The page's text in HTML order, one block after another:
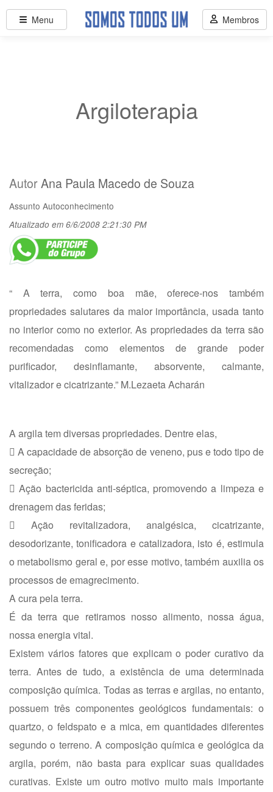
Argiloterapia
AutorAna Paula Macedo de Souza
Assunto Autoconhecimento
Atualizado em 6/6/2008 2:21:30 PM
“ A terra, como boa mãe, oferece-nos também
propriedades salutares da maior importância, usada tanto
no interior como no exterior. As propriedades da terra são
recomendadas como elementos de grande poder
purificador, desinflamante, absorvente, calmante,
vitalizador e cicatrizante.” M.Lezaeta Acharán
A argila tem diversas propriedades. Dentre elas,
 A capacidade de absorção de veneno, pus e todo tipo de
secreção;
 Ação bactericida anti-séptica, promovendo a limpeza e
drenagem das feridas;
 Ação revitalizadora, analgésica, cicatrizante,
desodorizante, tonificadora e catalizadora, isto é, estimula
o metabolismo geral e, por esse motivo, também auxilia os
processos de emagrecimento.
A cura pela terra.
É da terra que retiramos nosso alimento, nossa água,
nossa energia vital.
Existem vários fatores que explicam o poder curativo da
terra. Antes de tudo, a existência de uma determinada
composição química. Todas as terras e argilas, no entanto,
possuem três componentes geológicos fundamentais: o
quartzo, o feldspato e a mica, em quantidades diferentes
segundo o terreno. A composição química e geológica da
argila, porém, não basta para explicar suas qualidades
curativas. Existe um outro motivo muito mais importante
Menu Membros